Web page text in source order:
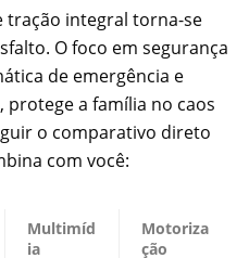
tração integral torna-se
O foco em segurança
de emergência e
protege a família no caos
o comparativo direto
com você:
Multimíd
ia
Motoriza
ção